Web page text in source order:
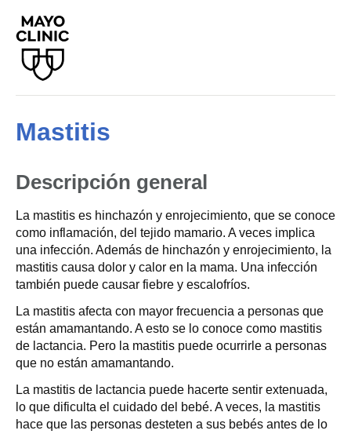
Mastitis
Descripción general
La mastitis es hinchazón y enrojecimiento, que se conoce
como inflamación, del tejido mamario. A veces implica
una infección. Además de hinchazón y enrojecimiento, la
mastitis causa dolor y calor en la mama. Una infección
también puede causar fiebre y escalofríos.
La mastitis afecta con mayor frecuencia a personas que
están amamantando. A esto se lo conoce como mastitis
de lactancia. Pero la mastitis puede ocurrirle a personas
que no están amamantando.
La mastitis de lactancia puede hacerte sentir extenuada,
lo que dificulta el cuidado del bebé. A veces, la mastitis
hace que las personas desteten a sus bebés antes de lo